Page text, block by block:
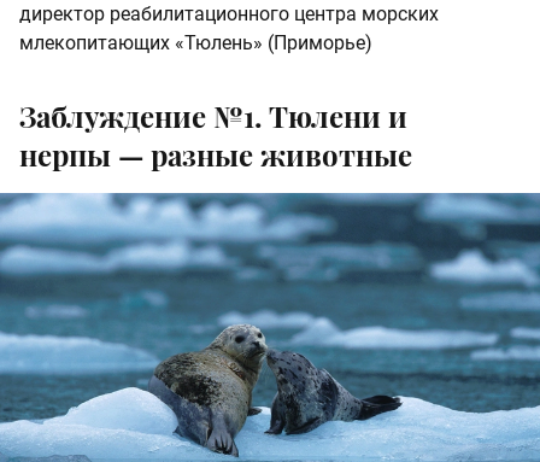
директор реабилитационного центра морских
млекопитающих «Тюлень» (Приморье)
Заблуждение №1. Тюлени и
нерпы — разные животные